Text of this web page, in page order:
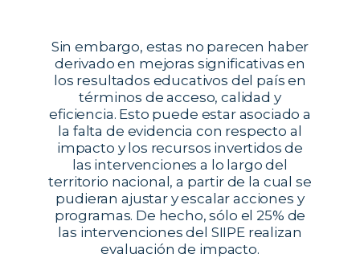
Sin embargo, estas no parecen haber
derivado en mejoras significativas en
los resultados educativos del país en
términos de acceso, calidad y
eficiencia. Esto puede estar asociado a
la falta de evidencia con respecto al
impacto y los recursos invertidos de
las intervenciones a lo largo del
territorio nacional, a partir de la cual se
pudieran ajustar y escalar acciones y
programas. De hecho, sólo el 25% de
las intervenciones del SIIPE realizan
evaluación de impacto.